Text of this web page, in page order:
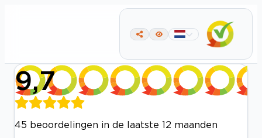
9,7
45 beoordelingen in de laatste 12 maanden